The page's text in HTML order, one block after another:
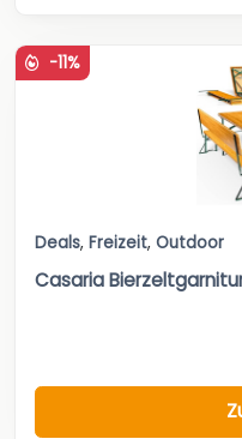
-11%
Deals, Freizeit, Outdoor
Casaria